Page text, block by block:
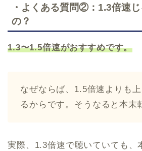
・よくある質問②：1.3倍速
の？
1.3〜1.5倍速がおすすめです。
なぜならば、1.5倍速よりも
るからです。そうなると本末
実際、1.3倍速で聴いていても、